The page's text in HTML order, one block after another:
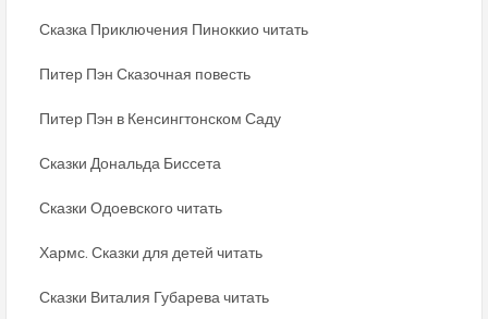
Сказка Приключения Пиноккио читать
Питер Пэн Сказочная повесть
Питер Пэн в Кенсингтонском Саду
Сказки Дональда Биссета
Сказки Одоевского читать
Хармс. Сказки для детей читать
Сказки Виталия Губарева читать